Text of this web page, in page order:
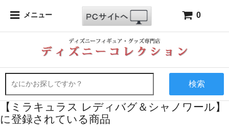
メニュー 0
検索
【ミラキュラス レディバグ＆シャノワール】
に登録されている商品